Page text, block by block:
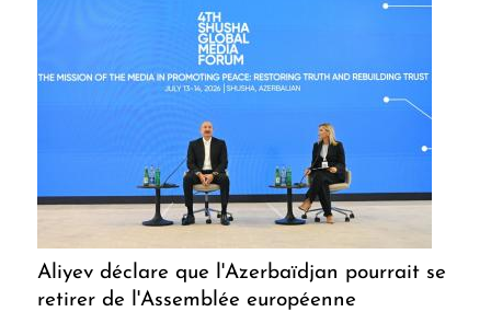
Aliyev déclare que l'Azerbaïdjan pourrait se
retirer de l'Assemblée européenne